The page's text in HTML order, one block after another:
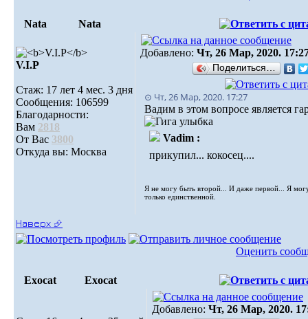
Nata Nata
V.I.Р
Стаж: 17 лет 4 мес. 3 дня
Сообщения: 106599
Благодарности:
Вам 2818
От Вас 3800
Откуда вы: Москва
Добавлено: Чт, 26 Мар, 2020.
Поделиться…
⊙ Чт, 26 Мар, 2020. 17:27
Вадим в этом вопросе является
Vadim :
прикупил... кокосец....
Я не могу быть второй... И даже первой... Я
только единственной.
Наверх ⮵
Оценить
Exocat Exocat
Добавлено: Чт, 26 Мар, 2020.